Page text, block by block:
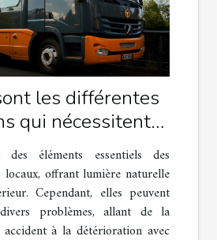
les différentes
qui nécessitent
d'un vitrier
?
éléments essentiels des
locaux, offrant lumière naturelle
Cependant, elles peuvent
problèmes, allant de la
à la détérioration avec